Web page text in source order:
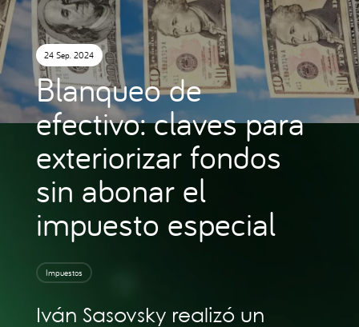
24 Sep. 2024
Blanqueo de
efectivo: claves para
exteriorizar fondos
sin abonar el
impuesto especial
Impuestos
Iván Sasovsky realizó un